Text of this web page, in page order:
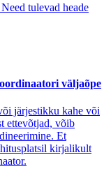
tulevad heade
väljaõpe
järjestikku kahe või
ettevõtjad, võib
Et
kirjalikult